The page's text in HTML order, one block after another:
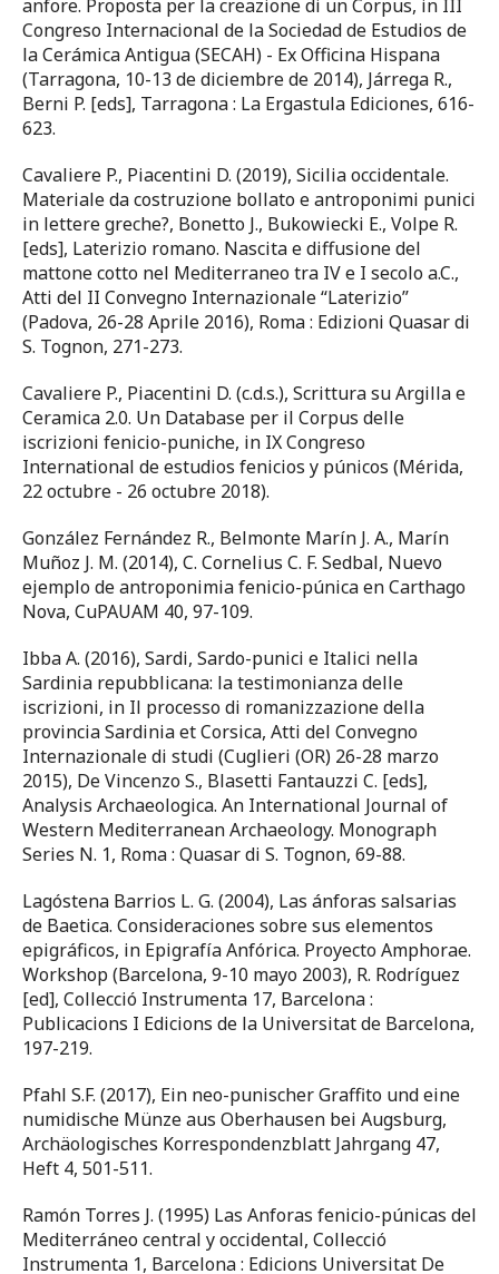
anfore. Proposta per la creazione di un Corpus, in III
Congreso Internacional de la Sociedad de Estudios de
la Cerámica Antigua (SECAH) - Ex Officina Hispana
(Tarragona, 10-13 de diciembre de 2014), Járrega R.,
Berni P. [eds], Tarragona : La Ergastula Ediciones, 616-
623.
Cavaliere P., Piacentini D. (2019), Sicilia occidentale.
Materiale da costruzione bollato e antroponimi punici
in lettere greche?, Bonetto J., Bukowiecki E., Volpe R.
[eds], Laterizio romano. Nascita e diffusione del
mattone cotto nel Mediterraneo tra IV e I secolo a.C.,
Atti del II Convegno Internazionale “Laterizio”
(Padova, 26-28 Aprile 2016), Roma : Edizioni Quasar di
S. Tognon, 271-273.
Cavaliere P., Piacentini D. (c.d.s.), Scrittura su Argilla e
Ceramica 2.0. Un Database per il Corpus delle
iscrizioni fenicio-puniche, in IX Congreso
International de estudios fenicios y púnicos (Mérida,
22 octubre - 26 octubre 2018).
González Fernández R., Belmonte Marín J. A., Marín
Muñoz J. M. (2014), C. Cornelius C. F. Sedbal, Nuevo
ejemplo de antroponimia fenicio-púnica en Carthago
Nova, CuPAUAM 40, 97-109.
Ibba A. (2016), Sardi, Sardo-punici e Italici nella
Sardinia repubblicana: la testimonianza delle
iscrizioni, in Il processo di romanizzazione della
provincia Sardinia et Corsica, Atti del Convegno
Internazionale di studi (Cuglieri (OR) 26-28 marzo
2015), De Vincenzo S., Blasetti Fantauzzi C. [eds],
Analysis Archaeologica. An International Journal of
Western Mediterranean Archaeology. Monograph
Series N. 1, Roma : Quasar di S. Tognon, 69-88.
Lagóstena Barrios L. G. (2004), Las ánforas salsarias
de Baetica. Consideraciones sobre sus elementos
epigráficos, in Epigrafía Anfórica. Proyecto Amphorae.
Workshop (Barcelona, 9-10 mayo 2003), R. Rodríguez
[ed], Collecció Instrumenta 17, Barcelona :
Publicacions I Edicions de la Universitat de Barcelona,
197-219.
Pfahl S.F. (2017), Ein neo-punischer Graffito und eine
numidische Münze aus Oberhausen bei Augsburg,
Archäologisches Korrespondenzblatt Jahrgang 47,
Heft 4, 501-511.
Ramón Torres J. (1995) Las Anforas fenicio-púnicas del
Mediterráneo central y occidental, Collecció
Instrumenta 1, Barcelona : Edicions Universitat De